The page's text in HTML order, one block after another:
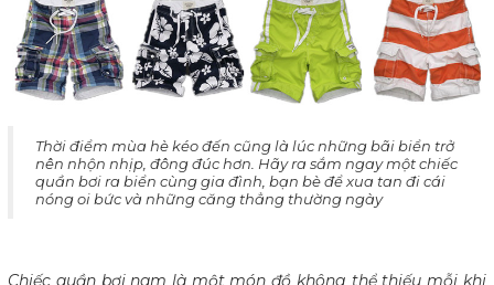
Thời điểm mùa hè kéo đến cũng là lúc những bãi biển trở
nên nhộn nhịp, đông đúc hơn. Hãy ra sắm ngay một chiếc
quần bơi ra biển cùng gia đình, bạn bè để xua tan đi cái
nóng oi bức và những căng thẳng thường ngày
Chiếc quần bơi nam là một món đồ không thể thiếu mỗi khi